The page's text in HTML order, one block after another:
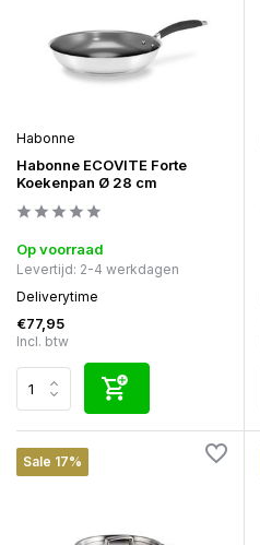
Habonne
Habonne ECOVITE Forte
Koekenpan Ø 28 cm
Op voorraad
Levertijd: 2-4 werkdagen
Deliverytime
€77,95
Incl. btw
Sale 17%